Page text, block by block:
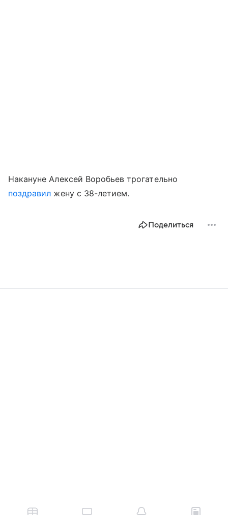
Накануне Алексей Воробьев трогательно
поздравил жену с 38-летием.
Поделиться